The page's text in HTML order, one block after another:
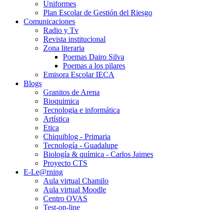
Uniformes
Plan Escolar de Gestión del Riesgo
Comunicaciones
Radio y Tv
Revista institucional
Zona literaria
Poemas Dairo Silva
Poemas a los pilares
Emisora Escolar IECA
Blogs
Granitos de Arena
Bioquimica
Tecnologia e informática
Artística
Etica
Chiquiblog - Primaria
Tecnología - Guadalupe
Biología & química - Carlos Jaimes
Proyecto CTS
E-Le@rning
Aula virtual Chamilo
Aula virtual Moodle
Centro OVAS
Test-on-line